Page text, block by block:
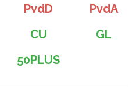
PvdD
PvdA
CU
GL
50PLUS